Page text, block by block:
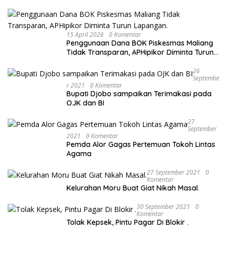
15 April 2026 0 Komentar
Penggunaan Dana BOK Piskesmas Maliang
Tidak Transparan, APHipikor Diminta Turun
26
Septembe
R 2021
0 Komentar
Bupati Djobo sampaikan Terimakasi pada
OJK dan BI
27
September
2021
0 Komentar
Pemda Alor Gagas Pertemuan Tokoh Lintas
Agama
27 September 2021
0
Komentar
Kelurahan Moru Buat Giat Nikah Masal.
30 September 2021
0
Komentar
Tolak Kepsek, Pintu Pagar Di Blokir .